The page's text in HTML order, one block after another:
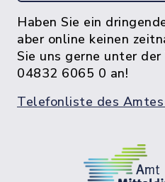
Haben Sie ein
aber online keinen
Sie uns gerne unter
04832 6065 0 an!
Telefonliste des